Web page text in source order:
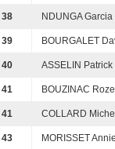
38 NDUNGA Garcia
39 BOURGALET
40 ASSELIN Patrick
41 BOUZINAC
41 COLLARD
43 MORISSET